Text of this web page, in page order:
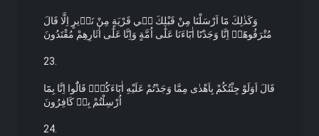
وَكَذٰلِكَ مَٓا اَرْسَلْنَا مِنْ قَبْلِكَ ف۪ي قَرْيَةٍ مِنْ نَذ۪يرٍ اِلَّا قَالَ
مُتْرَفُوهَٓاۙ اِنَّا وَجَدْنَٓا اٰبَٓاءَنَا عَلٰٓى اُمَّةٍ وَاِنَّا عَلٰٓى اٰثَارِهِمْ مُقْتَدُونَ
23.
قَالَ اَوَلَوْ جِئْتُكُمْ بِاَهْدٰى مِمَّا وَجَدْتُمْ عَلَيْهِ اٰبَٓاءَكُمْۜ قَالُٓوا اِنَّا بِمَٓا
اُرْسِلْتُمْ بِه۪ كَافِرُونَ
24.